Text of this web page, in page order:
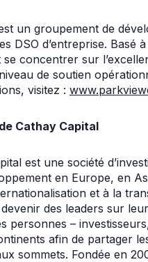
un groupement de
DSO d’entreprise. Basé
concentrer sur
de soutien
visitez :
Cathay Capital
est une société
en Europe, en
et à la
des leaders sur
personnes –
afin de partager
sommets. Fondée en